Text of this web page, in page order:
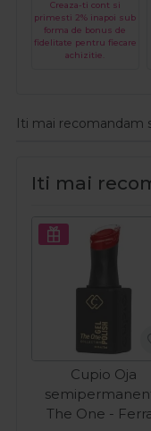
Creaza-ti cont si
primesti 2% inapoi sub
forma de bonus de
fidelitate pentru fiecare
achizitie.
Iti mai recomandam
Iti mai
Cupio Oja
The One -